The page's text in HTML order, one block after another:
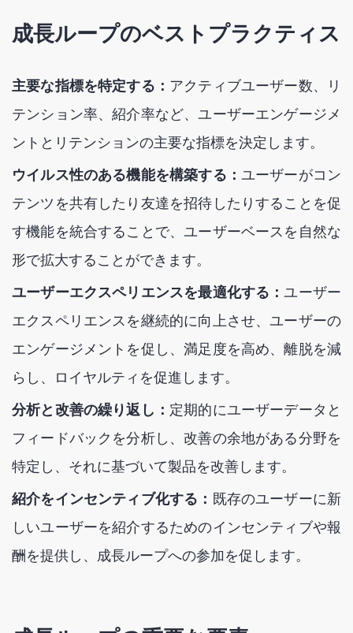
成長ループのベストプラクティス
主要な指標を特定する： アクティブユーザー数、リ
テンション率、紹介率など、ユーザーエンゲージメ
ントとリテンションの主要な指標を決定します。
ウイルス性のある機能を構築する： ユーザーがコン
テンツを共有したり友達を招待したりすることを促
す機能を統合することで、ユーザーベースを自然な
形で拡大することができます。
ユーザーエクスペリエンスを最適化する：ユーザー
エクスペリエンスを継続的に向上させ、ユーザーの
エンゲージメントを促し、満足度を高め、離脱を減
らし、ロイヤルティを促進します。
分析と改善の繰り返し： 定期的にユーザーデータと
フィードバックを分析し、改善の余地がある分野を
特定し、それに基づいて製品を改善します。
紹介をインセンティブ化する： 既存のユーザーに新
しいユーザーを紹介するためのインセンティブや報
酬を提供し、成長ループへの参加を促します。